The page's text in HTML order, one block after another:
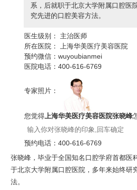
系，后就职于北京大学附属口腔医
究先进的口腔美容方法。
医生级别：
主治医师
所在医院：
上海华美医疗美容医院
预约微信：wuyoubianmei
医院电话：400-616-6769
专家照片：
您觉得 上海华美医疗美容医院张晓峰
预约电话：400-616-6769
张晓峰，毕业于全国知名口腔学府首都医
于北京大学附属口腔医院，多年来始终研
法。